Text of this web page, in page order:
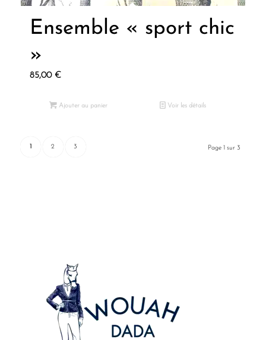
Ensemble « sport chic
»
85,00 €
Ajouter au panier Voir les détails
Page 1 sur 3
1 2 3